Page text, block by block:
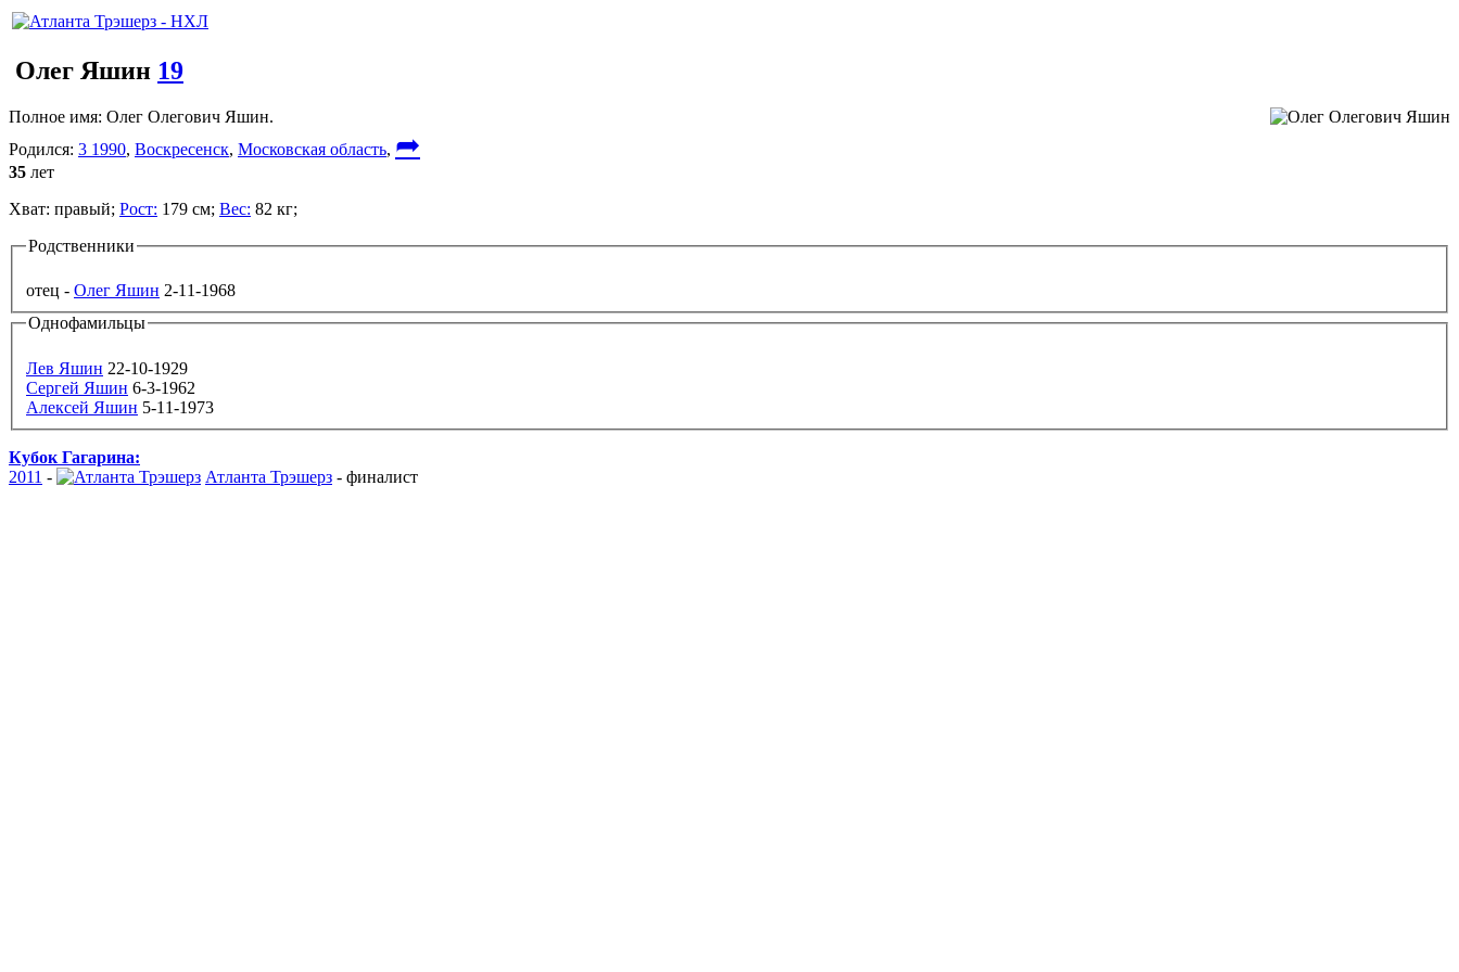
Олег Яшин 19
Полное имя: Олег Олегович Яшин.
Родился: 3 1990, Воскресенск, Московская область, ➦
35 лет
Хват: правый; Рост: 179 см; Вес: 82 кг;
Родственники
отец - Олег Яшин 2-11-1968
Однофамильцы
Лев Яшин 22-10-1929
Сергей Яшин 6-3-1962
Алексей Яшин 5-11-1973
Кубок Гагарина:
2011 - Атланта Трэшерз - финалист